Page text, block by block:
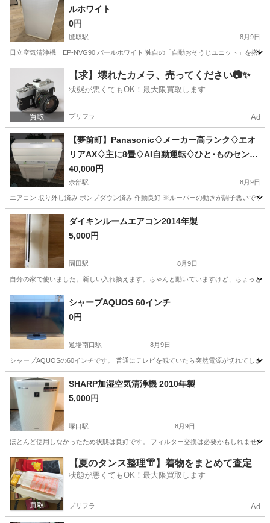
ルホワイト
0円
鷹取駅 8月9日
日立空気清浄機 EP-NVG90 パールホワイト 独自の「自動おそうじユニット」を搭載
鷹取駅 季節、空調家電
【求】壊れたカメラ、売ってください📷✨
状態が悪くてもOK！最大限買取します
プリフラ Ad
【夢前町】Panasonic♢ メーカー高ランク♢ エオ
リアAX♢ 主に8畳♢ AI自動運転♢ ひと･ものセンサ
ー♢ 日射センサー♢ 自動お掃除機能♢ 空気清浄機
能♢ ナノイーX♢ 衣類乾燥♢ 無線LAN内蔵♢ スマー
トフォン対応
40,000円
余部駅 8月9日
エアコン 取り外し済み ポンプダウン済み 作動良好 ※ルーバーの動きが調子悪いです
兵庫 姫路市 余部駅 季節、空調家電 冷房
ダイキンルームエアコン2014年製
5,000円
園田駅 8月9日
自分の家で使いました。新しい入れ換えます。ちゃんと動いていますけど、ちょっと
兵庫 尼崎市 季節、空調家電
シャープAQUOS 60インチ
0円
道場南口駅 8月9日
シャープAQUOSの60インチです。 普通にテレビを観ていたら突然電源が切れてしま
兵庫 神戸市 道場南口駅 テレビ
SHARP加湿空気清浄機 2010年製
5,000円
塚口駅 8月9日
ほとんど使用しなかったため状態は良好です。 フィルター交換は必要かもしれません
兵庫 尼崎市 塚口駅 季節、空調家電
【夏のタンス整理👘】着物をまとめて査定
状態が悪くてもOK！最大限買取します
プリフラ Ad